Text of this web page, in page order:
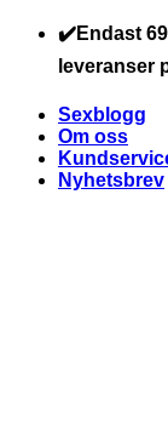
Skip
content
✔️Endast
leveranser
Sexblogg
Om oss
Nyhetsbrev